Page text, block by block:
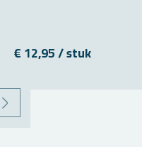
€ 12,95 / stuk
VOLGENDE